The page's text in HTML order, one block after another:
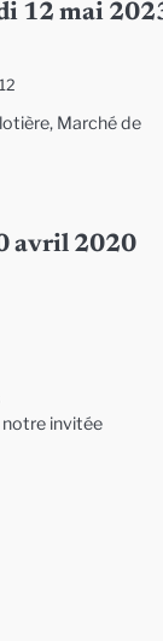
12 mai
Marché de
avril 2020
notre invitée